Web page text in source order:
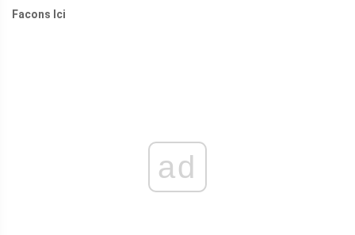
Facons Ici
ad